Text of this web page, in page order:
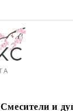
Смесители и